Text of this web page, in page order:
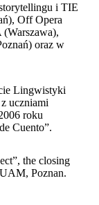
i TIE
Off Opera
oraz w
Lingwistyki
uczniami
roku
Cuento”.
the closing
Poznan.